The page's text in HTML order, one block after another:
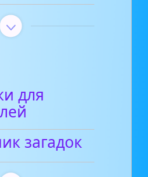
для
загадок